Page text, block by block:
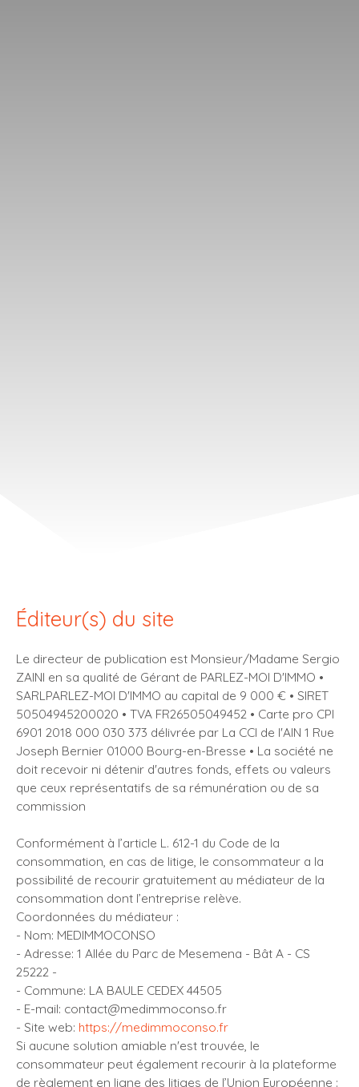
Éditeur(s) du site
Le directeur de publication est Monsieur/Madame Sergio
ZAINI en sa qualité de Gérant de PARLEZ-MOI D'IMMO •
SARLPARLEZ-MOI D'IMMO au capital de 9 000 € • SIRET
50504945200020 • TVA FR26505049452 • Carte pro CPI
6901 2018 000 030 373 délivrée par La CCI de l'AIN 1 Rue
Joseph Bernier 01000 Bourg-en-Bresse • La société ne
doit recevoir ni détenir d'autres fonds, effets ou valeurs
que ceux représentatifs de sa rémunération ou de sa
commission
Conformément à l’article L. 612-1 du Code de la
consommation, en cas de litige, le consommateur a la
possibilité de recourir gratuitement au médiateur de la
consommation dont l’entreprise relève.
Coordonnées du médiateur :
- Nom: MEDIMMOCONSO
- Adresse: 1 Allée du Parc de Mesemena - Bât A - CS
25222 -
- Commune: LA BAULE CEDEX 44505
- E-mail: contact@medimmoconso.fr
- Site web: https://medimmoconso.fr
Si aucune solution amiable n'est trouvée, le
consommateur peut également recourir à la plateforme
de règlement en ligne des litiges de l’Union Européenne :